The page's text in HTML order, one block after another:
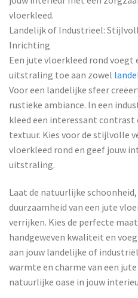
vloerkleed.
Landelijk of Industrieel:
Inrichting
Een jute vloerkleed rond
uitstraling toe aan zowel
Voor een landelijke sfeer
rustieke ambiance. In een
kleed een interessant contrast
textuur. Kies voor de stijlvolle
vloerkleed rond en geef jouw
uitstraling.
Laat de natuurlijke
duurzaamheid van een jute
verrijken. Kies de perfecte
handgeweven kwaliteit en
aan jouw landelijke of
warmte en charme van een
natuurlijke oase in jouw